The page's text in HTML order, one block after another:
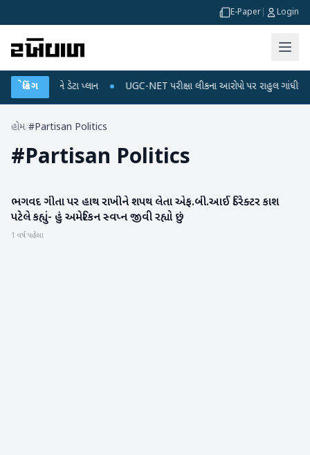
E-Paper Login
બ્રેકિંગ
રિચાર્જ અને ડેટા પ્લાન ● UGC-NET પરીક્ષા લીકના આરોપો પર રાહુલ ગાંધીએ કેન્દ્ર
હોમ/#Partisan Politics
#Partisan Politics
આંતરરાષ્ટ્રીય
ભગવદ ગીતા પર હાથ રાખીને શપથ લેતા એફ.બી.આઈ ડિરેક્ટર કાશ
પટેલે કહ્યું- હું અમેરિકન સ્વપ્ન જીવી રહ્યો છું
1 વર્ષ પહેલા